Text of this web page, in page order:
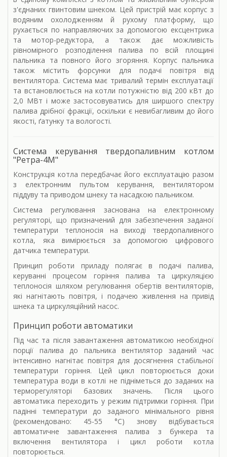
з'єднаних гвинтовим шнеком. Цей пристрій має корпус з
водяним охолодженням й рухому платформу, що
рухається по направляючих за допомогою ексцентрика
та мотор-редуктора, а також дає можливість
рівномірного розподілення палива по всій площині
пальника та повного його згоряння. Корпус пальника
також містить форсунки для подачі повітря від
вентилятора. Система має тривалий термін експлуатації
та встановлюється на котли потужністю від 200 кВт до
2,0 МВт і може застосовуватись для ширшого спектру
палива дрібної фракції, оскільки є невибагливим до його
якості, ґатунку та вологості.
Система керування твердопаливним котлом
"Ретра-4М"
Конструкція котла передбачає його експлуатацію разом
з електронним пультом керування, вентилятором
піддуву та приводом шнеку та насадкою пальником.
Система регулювання заснована на електронному
регуляторі, що призначений для забезпечення заданої
температури теплоносія на виході твердопаливного
котла, яка вимірюється за допомогою цифрового
датчика температури.
Принцип роботи приладу полягає в подачі палива,
керуванні процесом горіння палива та циркуляцією
теплоносія шляхом регулювання обертів вентиляторів,
які нагнітають повітря, і подачею живлення на привід
шнека та циркуляційний насос.
Принцип роботи автоматики
Під час та після завантаження автоматикою необхідної
порції палива до пальника вентилятор заданий час
інтенсивно нагнітає повітря для досягнення стабільної
температури горіння. Цей цикл повторюється доки
температура води в котлі не підніметься до заданих на
терморегуляторі базових значень. Після цього
автоматика переходить у режим підтримки горіння. При
падінні температури до заданого мінімального рівня
(рекомендовано: 45-55 °С) знову відбувається
автоматичне завантаження палива з бункера та
включення вентилятора і цикл роботи котла
повторюється.